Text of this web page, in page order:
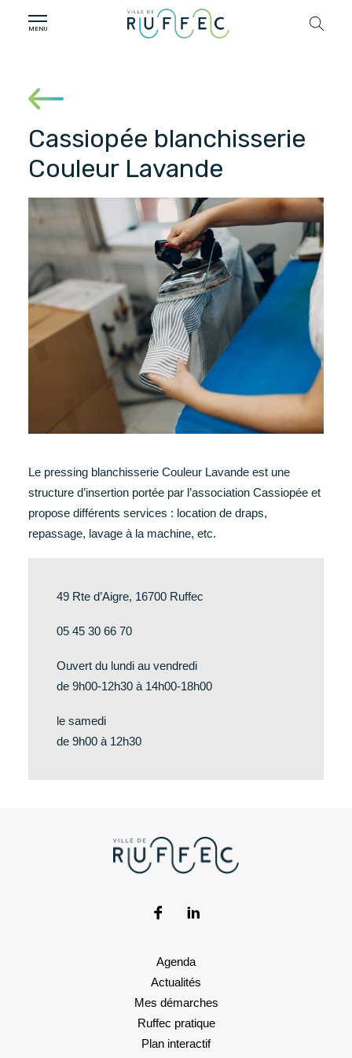
Cassiopée blanchisserie
Couleur Lavande
Le pressing blanchisserie Couleur Lavande est une
structure d’insertion portée par l’association Cassiopée et
propose différents services : location de draps,
repassage, lavage à la machine, etc.
49 Rte d’Aigre, 16700 Ruffec
05 45 30 66 70
Ouvert du lundi au vendredi
de 9h00-12h30 à 14h00-18h00
le samedi
de 9h00 à 12h30
Agenda
Actualités
Mes démarches
Ruffec pratique
Plan interactif